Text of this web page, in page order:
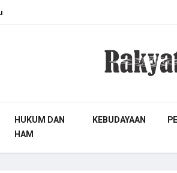
HUKUM DAN
HAM
KEBUDAYAAN